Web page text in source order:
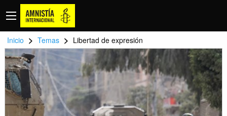
Inicio > Temas > Libertad de expresión